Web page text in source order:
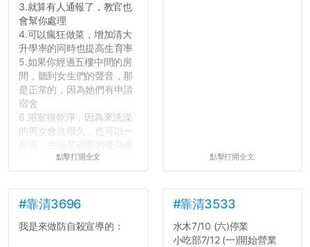
3.就算有人通報了，教官也
會幫你處理
4.可以瘋狂做菜，增加清大
升學率的同時也提高生育率
5.如果你經過五樓中間的房
間，聽到女生們的聲音，那
是正常的，因為她們有申請
宿舍
6.浴室很乾淨，因為來洗澡
的男女會洗很久，也可以一
舍房間，都歡迎留言讓我知
道...
點擊打開全文 點擊打開全文
#靠清3696
我是來做防自殺宣導的：
#靠清3533
水木7/10 (六)停業
小吃部7/12 (一)開始營業